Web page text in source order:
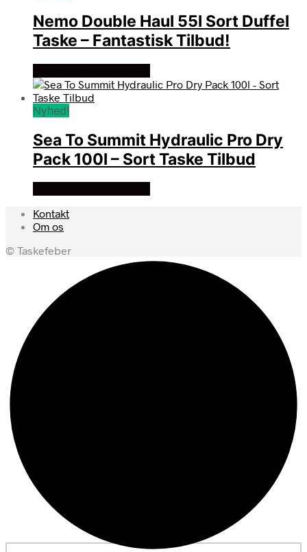
Nemo Double Haul 55l Sort Duffel
Taske – Fantastisk Tilbud!
Nyhed!
Sea To Summit Hydraulic Pro Dry
Pack 100l – Sort Taske Tilbud
Kontakt
Om os
© Taskefeber